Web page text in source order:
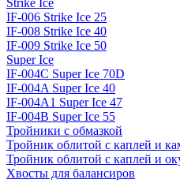
Strike Ice
IF-006 Strike Ice 25
IF-008 Strike Ice 40
IF-009 Strike Ice 50
Super Ice
IF-004C Super Ice 70D
IF-004A Super Ice 40
IF-004A1 Super Ice 47
IF-004B Super Ice 55
Тройники с обмазкой
Тройник облитой с каплей и
Тройник облитой с каплей и
Хвосты для балансиров